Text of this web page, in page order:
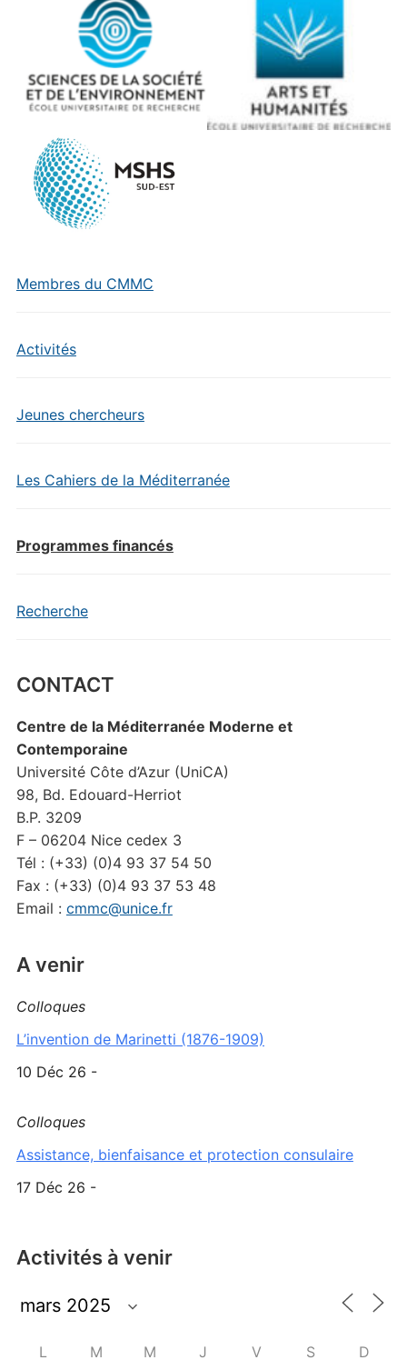
Membres du CMMC
Activités
Jeunes chercheurs
Les Cahiers de la Méditerranée
Programmes financés
Recherche
CONTACT
Centre de la Méditerranée Moderne et
Contemporaine
Université Côte d’Azur (UniCA)
98, Bd. Edouard-Herriot
B.P. 3209
F – 06204 Nice cedex 3
Tél : (+33) (0)4 93 37 54 50
Fax : (+33) (0)4 93 37 53 48
Email : cmmc@unice.fr
A venir
Colloques
L’invention de Marinetti (1876-1909)
10 Déc 26 -
Colloques
Assistance, bienfaisance et protection consulaire
17 Déc 26 -
Activités à venir
L M M J V S D